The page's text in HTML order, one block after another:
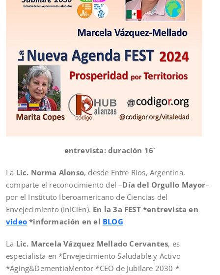
entrevista: duración 16´
La Lic. Norma Alonso, desde Entre Ríos, Argentina,
comparte el reconocimiento del –Día del Orgullo Mayor–
por el Instituto Iberoamericano de Ciencias del
Envejecimiento (InICiEn). En la 3a FEST *entrevista en
video *información en el BLOG
La Lic. Marcela Vázquez Mellado Cervantes, es
especialista en *Envejecimiento Saludable y Activo
*Aging&DementiaMentor *CEO de Jubilare 2030 *